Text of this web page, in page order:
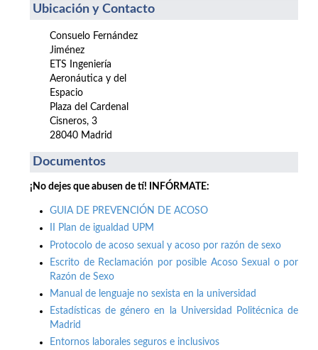
Ubicación y Contacto
Consuelo Fernández
Jiménez
ETS Ingeniería
Aeronáutica y del
Espacio
Plaza del Cardenal
Cisneros, 3
28040 Madrid
Documentos
¡No dejes que abusen de tí! INFÓRMATE:
GUIA DE PREVENCIÓN DE ACOSO
II Plan de igualdad UPM
Protocolo de acoso sexual y acoso por razón de sexo
Escrito de Reclamación por posible Acoso Sexual o por
Razón de Sexo
Manual de lenguaje no sexista en la universidad
Estadísticas de género en la Universidad Politécnica de
Madrid
Entornos laborales seguros e inclusivos